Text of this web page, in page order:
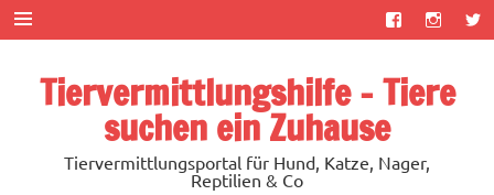
Zum
Inhalt
springen
Tiervermittlungshilfe – Tiere
suchen ein Zuhause
Tiervermittlungsportal für Hund, Katze, Nager,
Reptilien & Co